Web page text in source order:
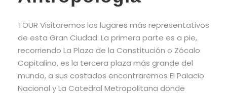
TOUR Visitaremos los lugares más representativos
de esta Gran Ciudad. La primera parte es a pie,
recorriendo La Plaza de la Constitución o Zócalo
Capitalino, es la tercera plaza más grande del
mundo, a sus costados encontraremos El Palacio
Nacional y La Catedral Metropolitana donde